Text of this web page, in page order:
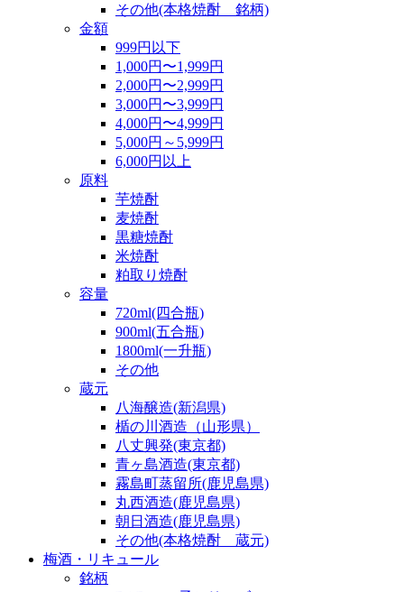
その他(本格焼酎 銘柄)
金額
999円以下
1,000円〜1,999円
2,000円〜2,999円
3,000円〜3,999円
4,000円〜4,999円
5,000円～5,999円
6,000円以上
原料
芋焼酎
麦焼酎
黒糖焼酎
米焼酎
粕取り焼酎
容量
720ml(四合瓶)
900ml(五合瓶)
1800ml(一升瓶)
その他
蔵元
八海醸造(新潟県)
楯の川酒造（山形県）
八丈興発(東京都)
青ヶ島酒造(東京都)
霧島町蒸留所(鹿児島県)
丸西酒造(鹿児島県)
朝日酒造(鹿児島県)
その他(本格焼酎 蔵元)
梅酒・リキュール
銘柄